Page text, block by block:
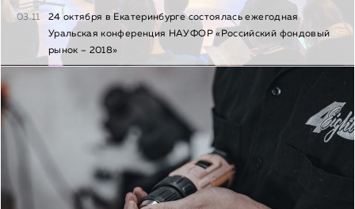
03.11
24 октября в Екатеринбурге состоялась ежегодная
Уральская конференция НАУФОР «Российский фондовый
рынок – 2018»